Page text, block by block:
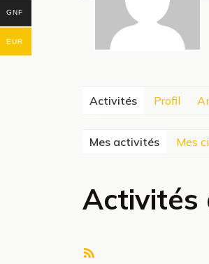
Activités Profil
Mes activités Mes
Activités
GNF
EUR